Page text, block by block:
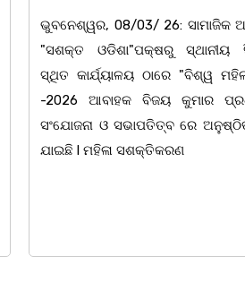
ଚିଲିକା: ଆନ୍ତର୍ଜାତୀୟ ମହିଳା
ଅବସରରେ ବାଲୁଗାଁସ୍ଥିତ ମା'
ନିକେତନ ର ଓଡ଼ିଆ ଅସ୍ମିତା ଉପରେ
ନାଟକ "ଖାଣ୍ଟି ସୁନା" ଗୈ।ରୀ
ପ୍ରତିଷ୍ଠାନ, ଖୋର୍ଦ୍ଧା ଆନୁକୁଲ୍ୟରେ
ହୋଇଯାଇଛି। ଡ଼ଃ ପ୍ରଦୀପ ଭୈମିକ ଙ୍କ